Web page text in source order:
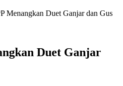
Menangkan Duet Ganjar dan Gus
Duet Ganjar